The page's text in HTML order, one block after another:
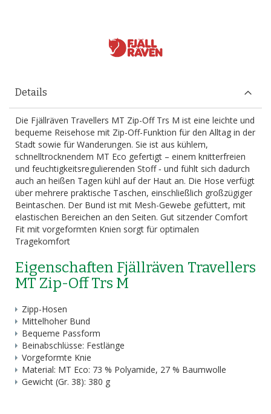
Details
Die Fjällräven Travellers MT Zip-Off Trs M ist eine leichte und
bequeme Reisehose mit Zip-Off-Funktion für den Alltag in der
Stadt sowie für Wanderungen. Sie ist aus kühlem,
schnelltrocknendem MT Eco gefertigt – einem knitterfreien
und feuchtigkeitsregulierenden Stoff ‐ und fühlt sich dadurch
auch an heißen Tagen kühl auf der Haut an. Die Hose verfügt
über mehrere praktische Taschen, einschließlich großzügiger
Beintaschen. Der Bund ist mit Mesh-Gewebe gefüttert, mit
elastischen Bereichen an den Seiten. Gut sitzender Comfort
Fit mit vorgeformten Knien sorgt für optimalen
Tragekomfort
Eigenschaften Fjällräven Travellers
MT Zip-Off Trs M
Zipp-Hosen
Mittelhoher Bund
Bequeme Passform
Beinabschlüsse: Festlänge
Vorgeformte Knie
Material: MT Eco: 73 % Polyamide, 27 % Baumwolle
Gewicht (Gr. 38): 380 g